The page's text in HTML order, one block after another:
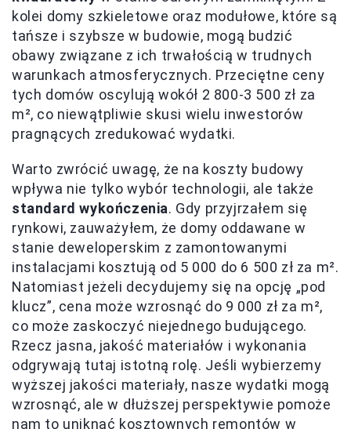
kolei domy szkieletowe oraz modułowe, które są
tańsze i szybsze w budowie, mogą budzić
obawy związane z ich trwałością w trudnych
warunkach atmosferycznych. Przeciętne ceny
tych domów oscylują wokół 2 800-3 500 zł za
m², co niewątpliwie skusi wielu inwestorów
pragnących zredukować wydatki.
Warto zwrócić uwagę, że na koszty budowy
wpływa nie tylko wybór technologii, ale także
standard wykończenia. Gdy przyjrzałem się
rynkowi, zauważyłem, że domy oddawane w
stanie deweloperskim z zamontowanymi
instalacjami kosztują od 5 000 do 6 500 zł za m².
Natomiast jeżeli decydujemy się na opcję „pod
klucz”, cena może wzrosnąć do 9 000 zł za m²,
co może zaskoczyć niejednego budującego.
Rzecz jasna, jakość materiałów i wykonania
odgrywają tutaj istotną rolę. Jeśli wybierzemy
wyższej jakości materiały, nasze wydatki mogą
wzrosnąć, ale w dłuższej perspektywie pomoże
nam to uniknąć kosztownych remontów w